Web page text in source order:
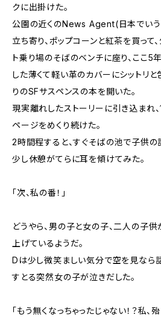
クに出掛けた。
公園の近くのNews Agent(日本でい
立ち寄り、ポップコーンと紅茶を買って
ト乗り場のそばのベンチに座り、ここ5
した薄くて軽い革のカバーにシットリ
りのSFサスペンスの本を開いた。
現実離れしたストーリーに引き込まれ
ページをめくり続けた。
2時間程すると、すぐそばの池で子供の
少し休憩がてらに耳を傾けてみた。
「次、私の番！」
どうやら、男の子と女の子、二人の子
上げているようだ。
Dは少し微笑ましい気分で空を見なら
すとる突然女の子が泣きだした。
「もう無くなっちゃったじゃない！？私、